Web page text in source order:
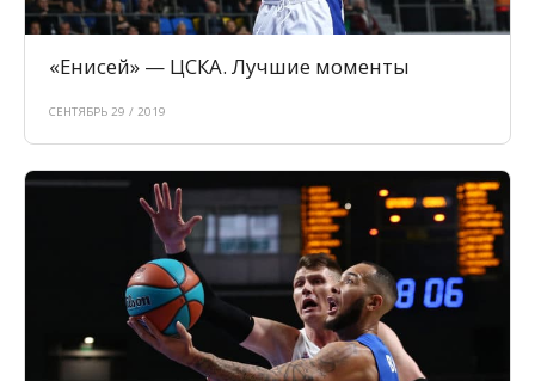
«Енисей» — ЦСКА. Лучшие моменты
СЕНТЯБРЬ 29 / 2019